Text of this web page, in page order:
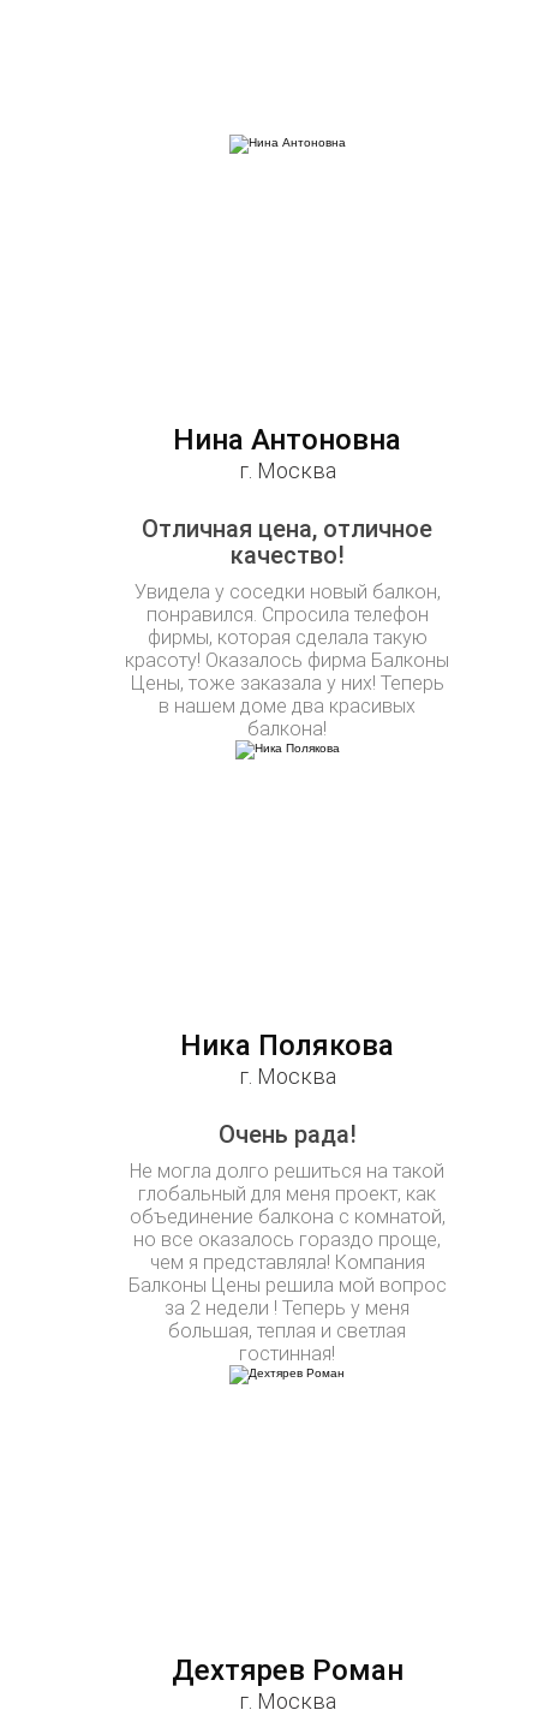
Нина Антоновна
г. Москва
Отличная цена, отличное
качество!
Увидела у соседки новый балкон,
понравился. Спросила телефон
фирмы, которая сделала такую
красоту! Оказалось фирма Балконы
Цены, тоже заказала у них! Теперь
в нашем доме два красивых
балкона!
Ника Полякова
г. Москва
Очень рада!
Не могла долго решиться на такой
глобальный для меня проект, как
объединение балкона с комнатой,
но все оказалось гораздо проще,
чем я представляла! Компания
Балконы Цены решила мой вопрос
за 2 недели ! Теперь у меня
большая, теплая и светлая
гостинная!
Дехтярев Роман
г. Москва